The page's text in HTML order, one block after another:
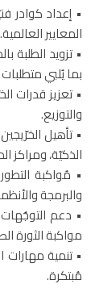
• إعداد كوادر
المعايير العالمية.
• تزويد الطلبة
بما يُلبي
• تعزيز قدرات
والتوزيع.
• تأهيل
الذكيّة، ومراكز
• مُواكبة
والبرمجة
• دعم
مواكبة الثورة
• تنمية مهارات
مُبتكرة.